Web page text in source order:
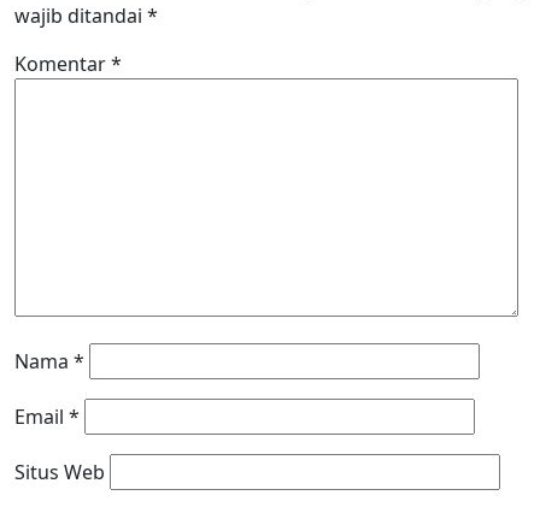
wajib ditandai *
Komentar*
Nama *
Email *
Situs Web